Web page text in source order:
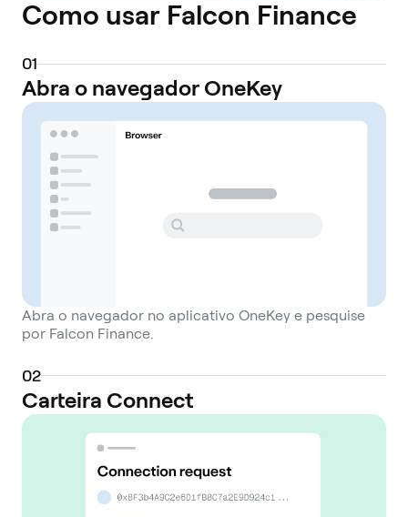
Como usar Falcon Finance
01
Abra o navegador OneKey
Abra o navegador no aplicativo OneKey e pesquise
por Falcon Finance.
02
Carteira Connect